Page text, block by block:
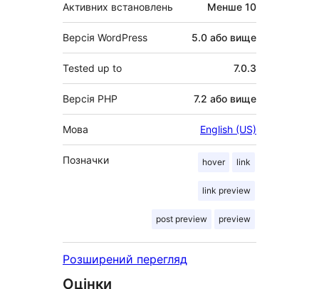
Активних встановлень Менше 10
Версія WordPress 5.0 або вище
Tested up to 7.0.3
Версія PHP 7.2 або вище
Мова English (US)
Позначки hover link
link preview
post preview preview
Розширений перегляд
Оцінки